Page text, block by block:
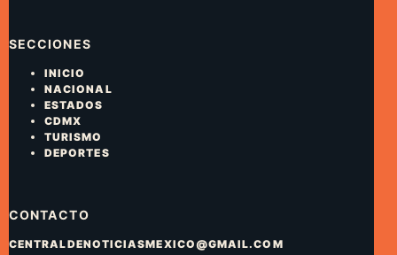
SECCIONES
INICIO
NACIONAL
ESTADOS
CDMX
TURISMO
DEPORTES
CONTACTO
CENTRALDENOTICIASMEXICO@GMAIL.COM